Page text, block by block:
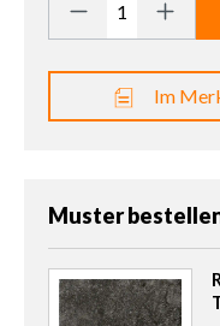
Im
Muster